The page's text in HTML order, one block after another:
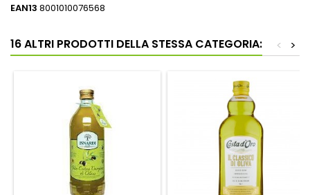
EAN13 8001010076568
16 ALTRI PRODOTTI DELLA STESSA CATEGORIA: >
<